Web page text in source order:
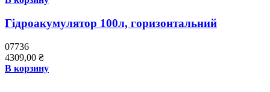
Гідроакумулятор 100л, горизонтальний
07736
4309,00 ₴
В корзину